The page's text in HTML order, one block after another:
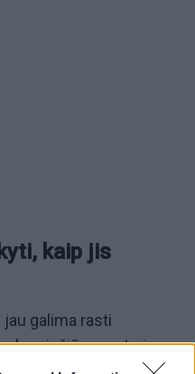
kaip jis
galima rasti
priežiūros patarimus